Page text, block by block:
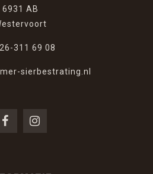
6931 AB
311 69 08
sierbestrating.nl